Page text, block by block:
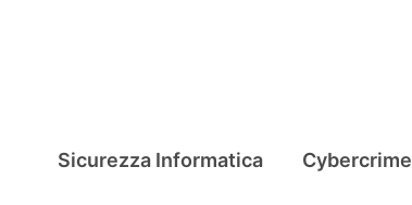
Sicurezza Informatica Cybercrime